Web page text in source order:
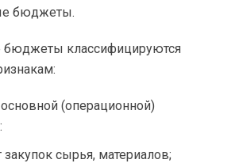
бюджеты.
классифицируются
(операционной)
сырья, материалов;